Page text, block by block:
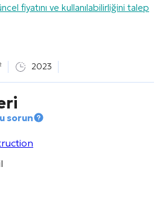
fiyatını ve kullanılabilirliğini talep
2023
sorun